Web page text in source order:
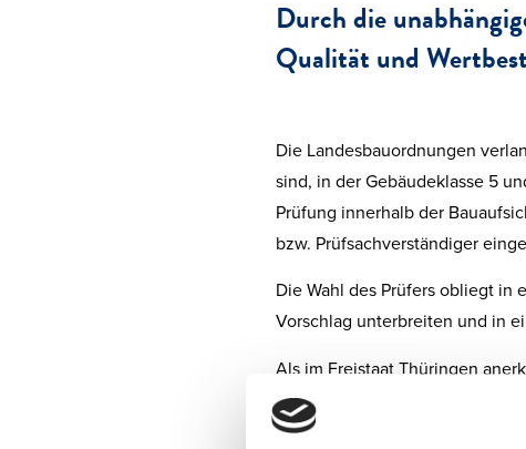
Durch die
Qualität und
Die Landesbauordnungen
sind, in der Gebäudeklasse 5
Prüfung innerhalb der
bzw. Prüfsachverständiger
Die Wahl des Prüfers obliegt in
Vorschlag unterbreiten und in
Als im Freistaat Thüringen
Richtigkeit und Vollständigkeit
ich für Sie auf Anfrage tätig